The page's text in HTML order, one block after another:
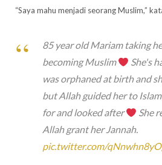
“Saya mahu menjadi seorang Muslim,”
85 year old Mariam taking
becoming Muslim
She's
was orphaned at birth and
but Allah guided her to
for and looked after
She
Allah grant her Jannah.
pic.twitter.com/